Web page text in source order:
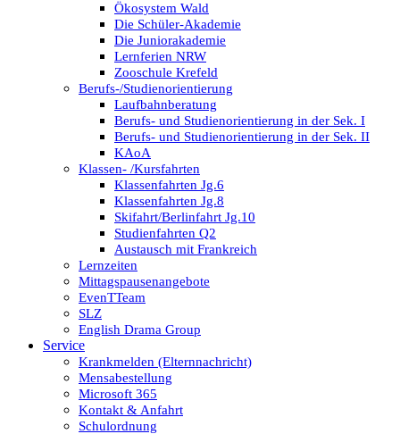
Ökosystem Wald
Die Schüler-Akademie
Die Juniorakademie
Lernferien NRW
Zooschule Krefeld
Berufs-/Studienorientierung
Laufbahnberatung
Berufs- und Studienorientierung in der Sek. I
Berufs- und Studienorientierung in der Sek. II
KAoA
Klassen- /Kursfahrten
Klassenfahrten Jg.6
Klassenfahrten Jg.8
Skifahrt/Berlinfahrt Jg.10
Studienfahrten Q2
Austausch mit Frankreich
Lernzeiten
Mittagspausenangebote
EvenTTeam
SLZ
English Drama Group
Service
Krankmelden (Elternnachricht)
Mensabestellung
Microsoft 365
Kontakt & Anfahrt
Schulordnung